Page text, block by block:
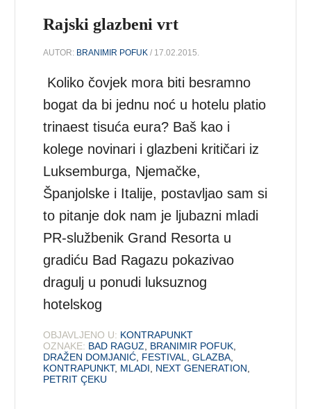
Rajski glazbeni vrt
AUTOR: BRANIMIR POFUK / 17.02.2015.
Koliko čovjek mora biti besramno
bogat da bi jednu noć u hotelu platio
trinaest tisuća eura? Baš kao i
kolege novinari i glazbeni kritičari iz
Luksemburga, Njemačke,
Španjolske i Italije, postavljao sam si
to pitanje dok nam je ljubazni mladi
PR-službenik Grand Resorta u
gradiću Bad Ragazu pokazivao
dragulj u ponudi luksuznog
hotelskog
OBJAVLJENO U: KONTRAPUNKT
OZNAKE: BAD RAGUZ BRANIMIR POFUK
DRAŽEN DOMJANIĆ FESTIVAL ,GLAZBA
KONTRAPUNKT, MLADI NEXT GENERATION
PETRIT ÇEKU